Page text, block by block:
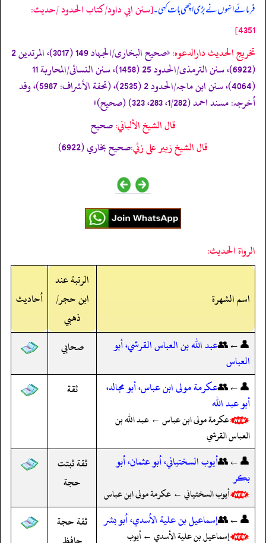
فرمائے انہوں نے بڑی اچھی بات کہی۔[سنن ابي داود/كتاب الحدود /حدیث:
4351]
تخریج الحدیث دارالدعوہ:
«‏‏‏‏صحیح البخاری/الجہاد 149 (3017)، المرتدین 2
(6922)، سنن الترمذی/الحدود 25 (1458)، سنن النسائی/المحاربة 11
(4064)، سنن ابن ماجہ/الحدود 2 (2535)، (تحفة الأشراف: 5987)، وقد
أخرجہ: مسند احمد (1/282، 283، 323) (صحیح)»
قال الشيخ الألباني:صحيح
قال الشيخ زبير على زئي:صحيح بخاري (6922)
الرواة الحديث:
اسم الشهرة
الرتبة عند
ابن حجر/
ذهبي
أحاديث
👤←👥عبد الله بن العباس القرشي، أبو
العباس
صحابي
👤←👥عكرمة مولى ابن عباس، أبو مجالد،
أبو عبد الله
عكرمة مولى ابن عباس ← عبد الله بن
العباس القرشي
ثقة
👤←👥أيوب السختياني، أبو عثمان، أبو
بكر
أيوب السختياني ← عكرمة مولى ابن عباس
ثقة ثبتت
حجة
👤←👥إسماعيل بن علية الأسدي، أبو بشر
إسماعيل بن علية الأسدي ← أيوب
ثقة حجة